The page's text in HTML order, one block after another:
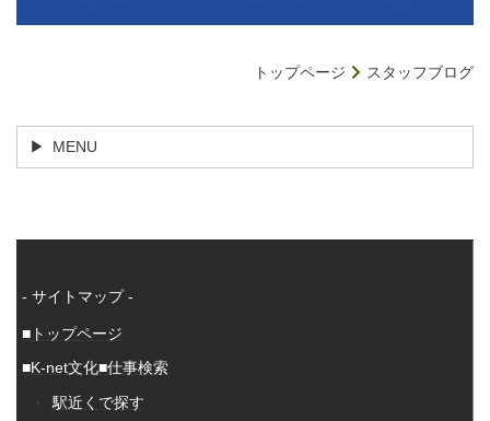
トップページ スタッフブログ
MENU
- サイトマップ -
■トップページ
■K-net文化■仕事検索
駅近くで探す